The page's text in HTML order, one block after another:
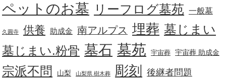
ペットのお墓 リーフログ墓苑 一般墓
久圓寺 供養 助成金 南アルプス 埋葬 墓じまい
墓じまい.粉骨 墓石 墓苑 宇宙葬 宇宙葬 助成金
宗派不問 山梨 山梨県 樹木葬 彫刻 後継者問題